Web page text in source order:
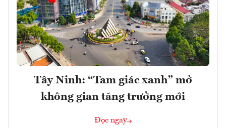
Tây Ninh: “Tam giác xanh” mở
không gian tăng trưởng mới
Đọc ngay